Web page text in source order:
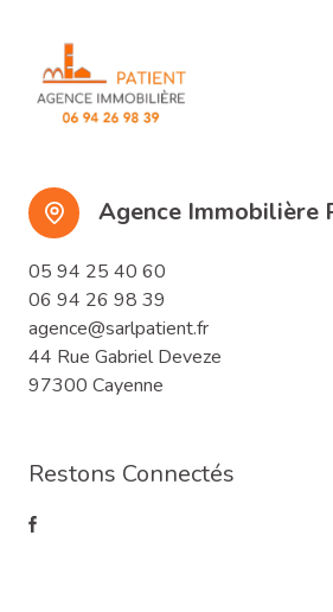
Agence Immobilière
05 94 25 40 60
06 94 26 98 39
agence@sarlpatient.fr
44 Rue Gabriel Deveze
97300 Cayenne
Restons Connectés